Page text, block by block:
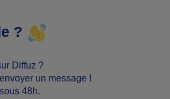
?
Diffuz ?
un message !
48h.